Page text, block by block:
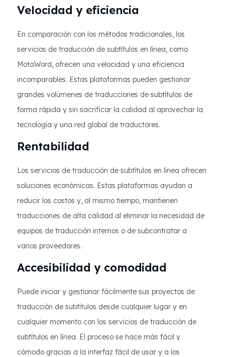
Velocidad y eficiencia
En comparación con los métodos tradicionales, los
servicios de traducción de subtítulos en línea, como
MotaWord, ofrecen una velocidad y una eficiencia
incomparables. Estas plataformas pueden gestionar
grandes volúmenes de traducciones de subtítulos de
forma rápida y sin sacrificar la calidad al aprovechar la
tecnología y una red global de traductores.
Rentabilidad
Los servicios de traducción de subtítulos en línea ofrecen
soluciones económicas. Estas plataformas ayudan a
reducir los costos y, al mismo tiempo, mantienen
traducciones de alta calidad al eliminar la necesidad de
equipos de traducción internos o de subcontratar a
varios proveedores.
Accesibilidad y comodidad
Puede iniciar y gestionar fácilmente sus proyectos de
traducción de subtítulos desde cualquier lugar y en
cualquier momento con los servicios de traducción de
subtítulos en línea. El proceso se hace más fácil y
cómodo gracias a la interfaz fácil de usar y a los